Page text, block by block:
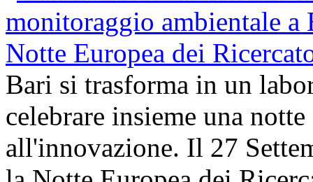
Bari si trasforma in un
celebrare insieme una
all'innovazione. Il 27